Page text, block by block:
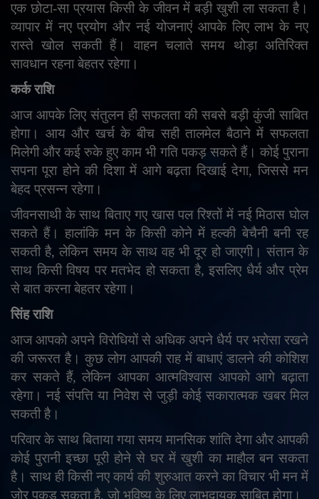
एक छोटा-सा प्रयास किसी के जीवन में बड़ी खुशी ला सकता है।
व्यापार में नए प्रयोग और नई योजनाएं आपके लिए लाभ के नए
रास्ते खोल सकती हैं। वाहन चलाते समय थोड़ा अतिरिक्त
सावधान रहना बेहतर रहेगा।
कर्क राशि
आज आपके लिए संतुलन ही सफलता की सबसे बड़ी कुंजी साबित
होगा। आय और खर्च के बीच सही तालमेल बैठाने में सफलता
मिलेगी और कई रुके हुए काम भी गति पकड़ सकते हैं। कोई पुराना
सपना पूरा होने की दिशा में आगे बढ़ता दिखाई देगा, जिससे मन
बेहद प्रसन्न रहेगा।
जीवनसाथी के साथ बिताए गए खास पल रिश्तों में नई मिठास घोल
सकते हैं। हालांकि मन के किसी कोने में हल्की बेचैनी बनी रह
सकती है,लेकिन समय के साथ वह भी दूर हो जाएगी। संतान के
साथ किसी विषय पर मतभेद हो सकता है,इसलिए धैर्य और प्रेम
से बात करना बेहतर रहेगा।
सिंह राशि
आज आपको अपने विरोधियों से अधिक अपने धैर्य पर भरोसा रखने
की जरूरत है। कुछ लोग आपकी राह में बाधाएं डालने की कोशिश
कर सकते हैं,लेकिन आपका आत्मविश्वास आपको आगे बढ़ाता
रहेगा। नई संपत्ति या निवेश से जुड़ी कोई सकारात्मक खबर मिल
सकती है।
परिवार के साथ बिताया गया समय मानसिक शांति देगा और आपकी
कोई पुरानी इच्छा पूरी होने से घर में खुशी का माहौल बन सकता
है। साथ ही किसी नए कार्य की शुरुआत करने का विचार भी मन में
जोर पकड़ सकता है, जो भविष्य के लिए लाभदायक साबित होगा।